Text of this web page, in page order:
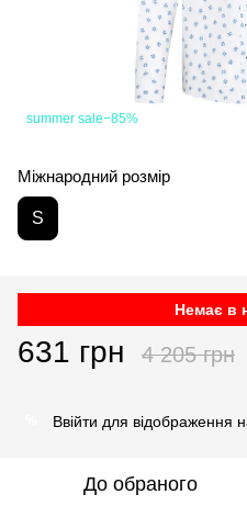
summer sale−85%
Міжнародний розмір
S
Немає в
631 грн 4 205 грн
Ввійти для відображення
До обраного